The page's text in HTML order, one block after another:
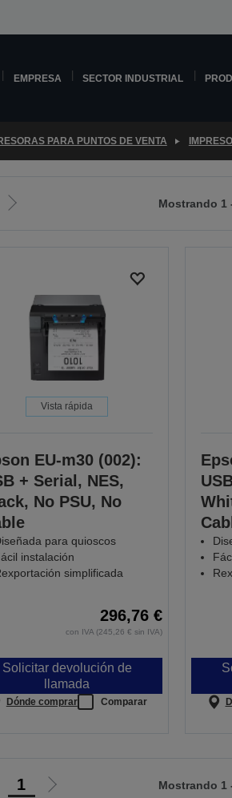
EMPRESA SECTOR INDUSTRIAL
PARA PUNTOS DE VENTA
Ir
Mostrando 1
Vista rápida
EU-m30 (002):
+ Serial, NES,
No PSU, No
para quioscos
instalación
simplificada
296,76 €
con IVA (245,26 € sin IVA)
Solicitar devolución de
llamada
Dónde comprar Comparar
1
Ir
Mostrando 1